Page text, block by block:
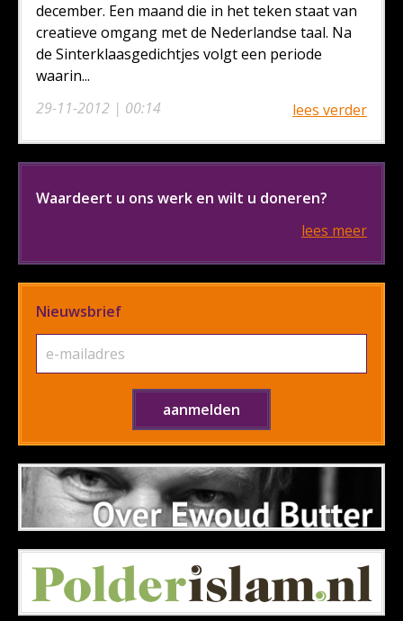
29-11-2012 | 00:14
december. Een maand die in het teken staat van
creatieve omgang met de Nederlandse taal. Na
de Sinterklaasgedichtjes volgt een periode
waarin...
lees verder
Waardeert u ons werk en wilt u doneren?
lees meer
Nieuwsbrief